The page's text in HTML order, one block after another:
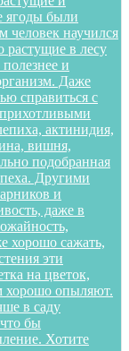
ягоды были
человек научился
растущие в лесу
и
Даже
справиться с
актинидия,
вишня,
подобранная
Другими
и
даже в
хорошо сажать,
эти
на цветок,
хорошо опыляют.
в саду
бы
Хотите